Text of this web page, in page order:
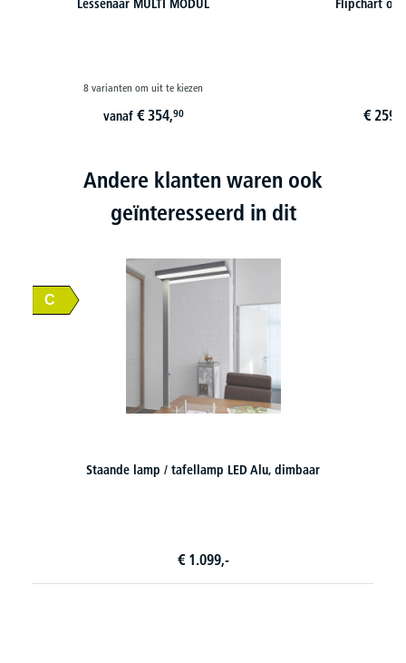
Lessenaar MULTI MODUL
8 varianten om uit te kiezen
vanaf € 354,90
Flipchart op
€ 259,
Andere klanten waren ook
geïnteresseerd in dit
Ligbed